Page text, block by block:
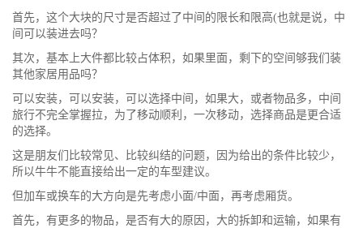
首先，这个大块的尺寸是否超过了中间的限长和限高(也就是说，中
间可以装进去吗？
其次，基本上大件都比较占体积，如果里面，剩下的空间够我们装
其他家居用品吗？
可以安装，可以安装，可以选择中间，如果大，或者物品多，中间
旅行不完全掌握拉，为了移动顺利，一次移动，选择商品是更合适
的选择。
这是朋友们比较常见、比较纠结的问题，因为给出的条件比较少，
所以牛牛不能直接给出一定的车型建议。
但加车或换车的大方向是先考虑小面/中面，再考虑厢货。
首先，有更多的物品，是否有大的原因，大的拆卸和运输，如果有